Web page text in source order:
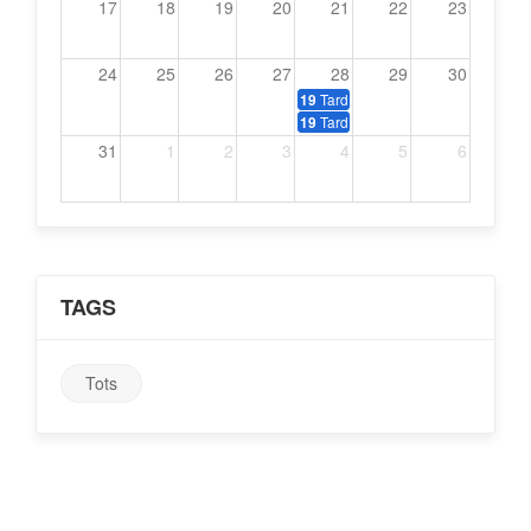
17 18 19 20 21 22 23
24 25 26 27 28 29 30
19 Tardeo amb música dels 70, 80
19 Tardeo amb música dels 70, 80
31 1 2 3 4 5 6
TAGS
Tots